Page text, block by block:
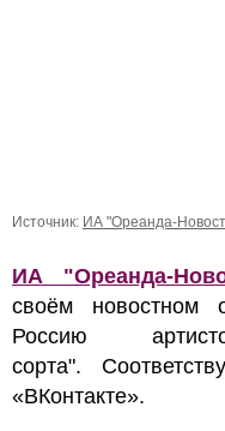
Источник: ИА "Ореанда-
ИА "Ореанда-
своём новостном
Россию
сорта".
«ВКонтакте».